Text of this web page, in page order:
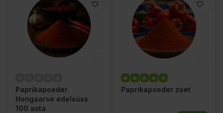
Paprikapoeder
Hongaarse edelsüss
100 asta
Paprikapoeder zoet